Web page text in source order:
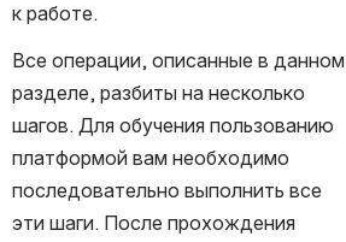
к работе.
Все операции, описанные в данном
разделе, разбиты на несколько
шагов. Для обучения пользованию
платформой вам необходимо
последовательно выполнить все
эти шаги. После прохождения